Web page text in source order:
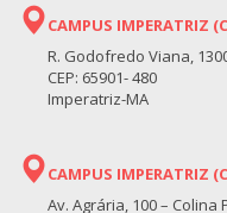
CAMPUS IMPERATRIZ
R. Godofredo Viana,
CEP: 65901- 480
Imperatriz-MA
CAMPUS IMPERATRIZ
Av. Agrária, 100 – Colina